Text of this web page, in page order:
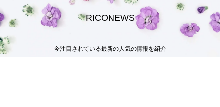
RICONEWS
今注目されている最新の人気の情報を紹介